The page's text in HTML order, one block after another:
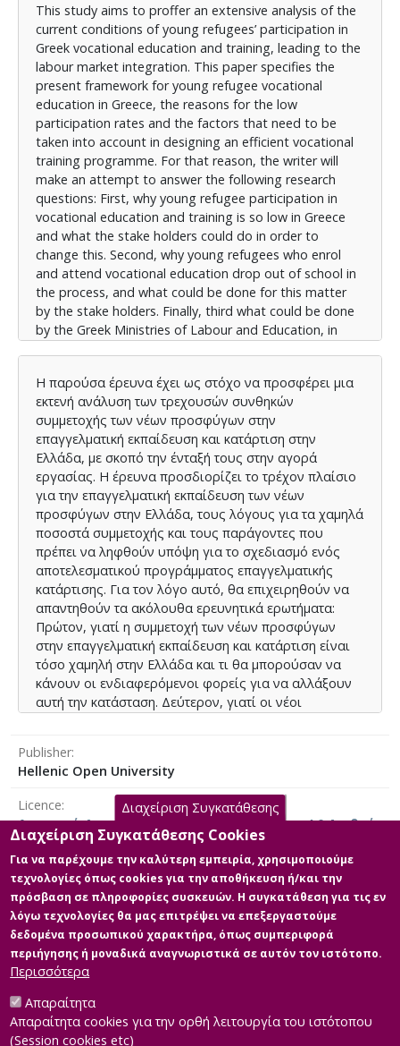
This study aims to proffer an extensive analysis of the
current conditions of young refugees’ participation in
Greek vocational education and training, leading to the
labour market integration. This paper specifies the
present framework for young refugee vocational
education in Greece, the reasons for the low
participation rates and the factors that need to be
taken into account in designing an efficient vocational
training programme. For that reason, the writer will
make an attempt to answer the following research
questions: First, why young refugee participation in
vocational education and training is so low in Greece
and what the stake holders could do in order to
change this. Second, why young refugees who enrol
and attend vocational education drop out of school in
the process, and what could be done for this matter
by the stake holders. Finally, third what could be done
by the Greek Ministries of Labour and Education, in
suggestions by the participants. The research method
was conducted according to the qualitative research
approach. The findings show that the majority of
young refugee students do not continue to upper
secondary education for a variety of reasons thus the
rates are extremely low. Many of the students, who do
enrol, in the process of schooling, drop out due to the
problems they have to deal with. The main reason for
refugees not proceeding to school or dropping out is
the language difficulty and the uncertainty of where
they will find themselves in the near future.
Η παρούσα έρευνα έχει ως στόχο να προσφέρει μια
εκτενή ανάλυση των τρεχουσών συνθηκών
συμμετοχής των νέων προσφύγων στην
επαγγελματική εκπαίδευση και κατάρτιση στην
Ελλάδα, με σκοπό την ένταξή τους στην αγορά
εργασίας. Η έρευνα προσδιορίζει το τρέχον πλαίσιο
για την επαγγελματική εκπαίδευση των νέων
προσφύγων στην Ελλάδα, τους λόγους για τα χαμηλά
ποσοστά συμμετοχής και τους παράγοντες που
πρέπει να ληφθούν υπόψη για το σχεδιασμό ενός
αποτελεσματικού προγράμματος επαγγελματικής
κατάρτισης. Για τον λόγο αυτό, θα επιχειρηθούν να
απαντηθούν τα ακόλουθα ερευνητικά ερωτήματα:
Πρώτον, γιατί η συμμετοχή των νέων προσφύγων
στην επαγγελματική εκπαίδευση και κατάρτιση είναι
τόσο χαμηλή στην Ελλάδα και τι θα μπορούσαν να
κάνουν οι ενδιαφερόμενοι φορείς για να αλλάξουν
αυτή την κατάσταση. Δεύτερον, γιατί οι νέοι
σχολείο κατά τη διάρκεια της εκπαίδευσης και τι θα
μπορούσαν να κάνουν οι ενδιαφερόμενοι φορείς για
αυτό το θέμα. Τέλος, τρίτον, τι θα μπορούσαν να
κάνουν τα ελληνικά Υπουργεία Εργασίας και
Παιδείας, προκειμένου να συμβάλουν στην αύξηση
του αριθμού των νέων προσφύγων που
παρακολουθούν την επαγγελματική εκπαίδευση, με
συγκεκριμένες προτάσεις από τους συμμετέχοντες. Η
ερευνητική μέθοδος εφαρμόστηκε σύμφωνα με την
ποιοτική ερευνητική προσέγγιση. Τα ευρήματα
δείχνουν ότι η πλειονότητα των νέων προσφύγων
μαθητών δεν συνεχίζει την ανώτερη δευτεροβάθμια
εκπαίδευση για ποικίλους λόγους οι οποίοι
αναλύονται στην έρευνα, με αποτέλεσμα τα ποσοστά
να είναι εξαιρετικά χαμηλά. Πολλοί από τους μαθητές
που εγγράφονται, κατά τη διάρκεια της σχολικής
Publisher
Hellenic Open University
Licence
Αναφορά Δημιουργού-Μη Εμπορική Χρήση 4.0 Διεθνές
Main Files
Full text
Description: KYRIAKI ZERKOULI
Διαχείριση Συγκατάθεσης
Διαχείριση Συγκατάθεσης Cookies
Για να παρέχουμε την καλύτερη εμπειρία, χρησιμοποιούμε
τεχνολογίες όπως cookies για την αποθήκευση ή/και την
πρόσβαση σε πληροφορίες συσκευών. Η συγκατάθεση για τις εν
λόγω τεχνολογίες θα μας επιτρέψει να επεξεργαστούμε
δεδομένα προσωπικού χαρακτήρα, όπως συμπεριφορά
περιήγησης ή μοναδικά αναγνωριστικά σε αυτόν τον ιστότοπο.
Περισσότερα
Απαραίτητα
Απαραίτητα cookies για την ορθή λειτουργία του ιστότοπου
(Session cookies etc)